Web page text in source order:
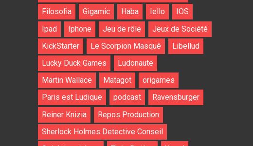
Filosofia
Gigamic Haba Iello
IOS
Ipad
Iphone Jeu de rôle
Jeux de Société
KickStarter
Le Scorpion Masqué
Libellud
Lucky Duck Games
Ludonaute
Martin Wallace
Matagot
origames
Paris est Ludique
podcast
Ravensburger
Reiner Knizia
Repos Production
Sherlock Holmes Detective Conseil